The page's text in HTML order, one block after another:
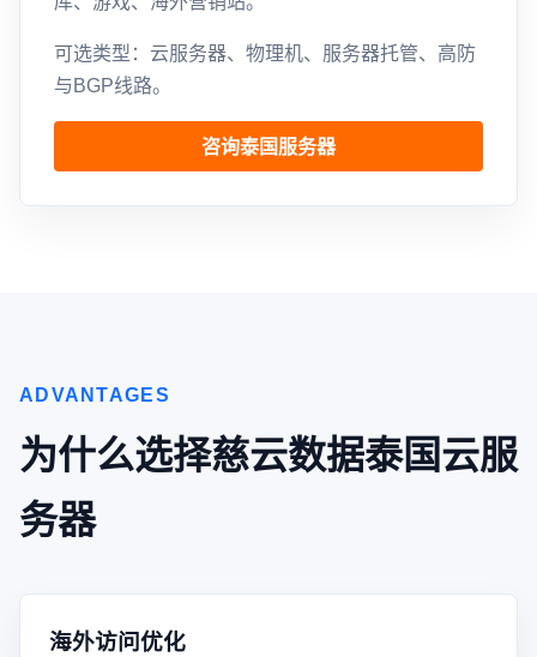
可选类型：云服务器、物理机、服务器托管、高防
与BGP线路。
咨询泰国服务器
ADVANTAGES
为什么选择慈云数据泰国云服
务器
海外访问优化